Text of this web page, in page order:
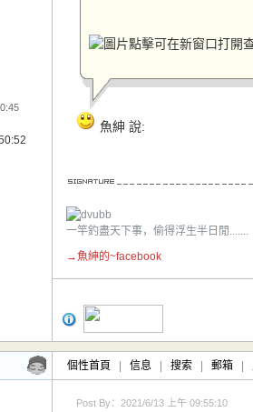
魚紳 說:
一竿釣盡天下事，偷得浮生半日閒.......
→魚紳的~facebook
個性首頁 信息 搜索 郵箱
Post By：2021/6/13 上午 09:55:10